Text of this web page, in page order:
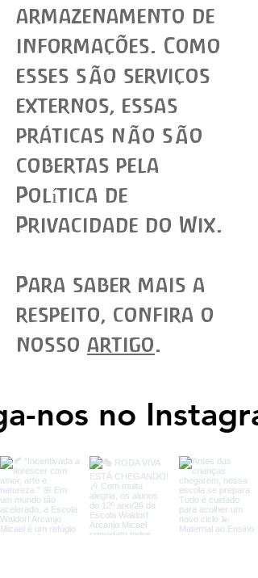
armazenamento de
informações. Como
esses são serviços
externos, essas
práticas não são
cobertas pela
Política de
Privacidade do Wix.
Para saber mais a
respeito, confira o
nosso artigo.
nos no